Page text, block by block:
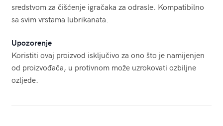
sredstvom za čišćenje igračaka za odrasle. Kompatibilno
sa svim vrstama lubrikanata.
Upozorenje
Koristiti ovaj proizvod isključivo za ono što je namijenjen
od proizvođača, u protivnom može uzrokovati ozbiljne
ozljede.